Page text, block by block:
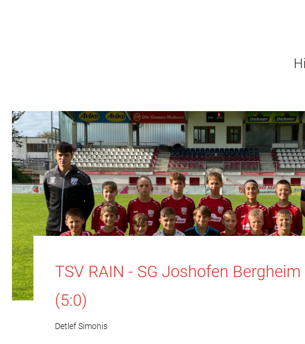
TSV RAIN - SG Joshofen Bergheim
(5:0)
Detlef Simonis